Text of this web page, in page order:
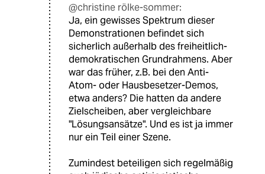
@christine rölke-sommer:
Ja, ein gewisses Spektrum dieser
Demonstrationen befindet sich
sicherlich außerhalb des freiheitlich-
demokratischen Grundrahmens. Aber
war das früher, z.B. bei den Anti-
Atom- oder Hausbesetzer-Demos,
etwa anders? Die hatten da andere
Zielscheiben, aber vergleichbare
"Lösungsansätze". Und es ist ja immer
nur ein Teil einer Szene.
Zumindest beteiligen sich regelmäßig